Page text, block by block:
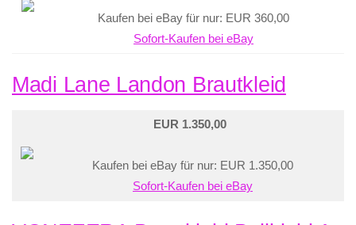
Kaufen bei eBay für nur: EUR 360,00
Sofort-Kaufen bei eBay
Madi Lane Landon Brautkleid
EUR 1.350,00
Kaufen bei eBay für nur: EUR 1.350,00
Sofort-Kaufen bei eBay